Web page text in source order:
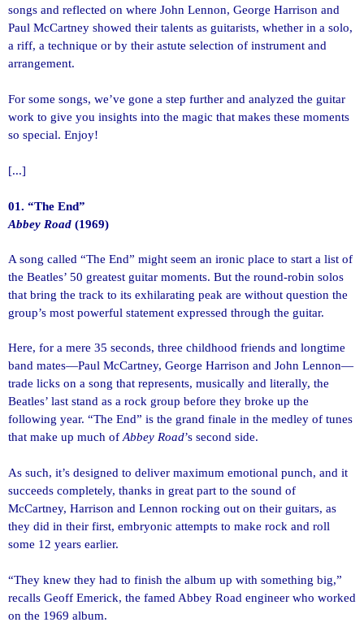
songs and reflected on where John Lennon, George Harrison and
Paul McCartney showed their talents as guitarists, whether in a solo,
a riff, a technique or by their astute selection of instrument and
arrangement.
For some songs, we’ve gone a step further and analyzed the guitar
work to give you insights into the magic that makes these moments
so special. Enjoy!
[...]
01. “The End”
Abbey Road (1969)
A song called “The End” might seem an ironic place to start a list of
the Beatles’ 50 greatest guitar moments. But the round-robin solos
that bring the track to its exhilarating peak are without question the
group’s most powerful statement expressed through the guitar.
Here, for a mere 35 seconds, three childhood friends and longtime
band mates—Paul McCartney, George Harrison and John Lennon—
trade licks on a song that represents, musically and literally, the
Beatles’ last stand as a rock group before they broke up the
following year. “The End” is the grand finale in the medley of tunes
that make up much ofAbbey Road’s second side.
As such, it’s designed to deliver maximum emotional punch, and it
succeeds completely, thanks in great part to the sound of
McCartney, Harrison and Lennon rocking out on their guitars, as
they did in their first, embryonic attempts to make rock and roll
some 12 years earlier.
“They knew they had to finish the album up with something big,”
recalls Geoff Emerick, the famed Abbey Road engineer who worked
on the 1969 album.